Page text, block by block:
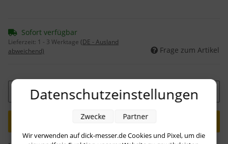
Sofort verfügbar
Lieferzeit: 1 - 3 Werktage (DE - Ausland
abweichend)
Frage zum Artikel
Stk
Datenschutzeinstellungen
Wir verwenden auf dick-messer.de Cookies und Pixel, um die
Zwecke Partner